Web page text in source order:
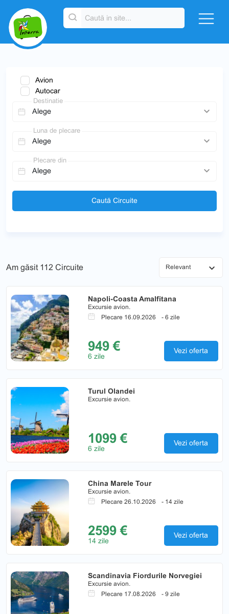
Avion
Autocar
Destinatie
Luna de plecare
Plecare din
Caută Circuite
Am găsit 112 Circuite
Napoli-Coasta Amalfitana
Excursie avion.
Plecare 16.09.2026
- 6 zile
949 €
6 zile
Vezi oferta
Turul Olandei
Excursie avion.
1099 €
6 zile
Vezi oferta
China Marele Tour
Excursie avion.
Plecare 26.10.2026
- 14 zile
2599 €
14 zile
Vezi oferta
Scandinavia Fiordurile Norvegiei
Excursie avion.
Plecare 17.08.2026
- 9 zile